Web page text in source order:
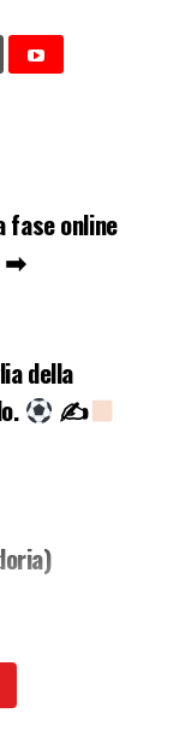
fase online
➡
della
✍